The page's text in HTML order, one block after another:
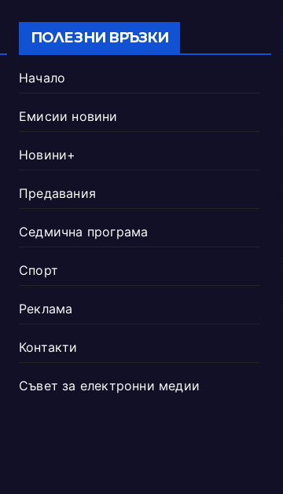
ПОЛЕЗНИ ВРЪЗКИ
Начало
Емисии новини
Новини+
Предавания
Седмична програма
Спорт
Реклама
Контакти
Съвет за електронни медии